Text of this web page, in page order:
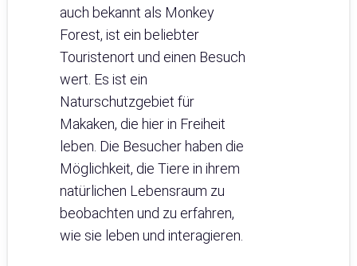
auch bekannt als Monkey
Forest, ist ein beliebter
Touristenort und einen Besuch
wert. Es ist ein
Naturschutzgebiet für
Makaken, die hier in Freiheit
leben. Die Besucher haben die
Möglichkeit, die Tiere in ihrem
natürlichen Lebensraum zu
beobachten und zu erfahren,
wie sie leben und interagieren.